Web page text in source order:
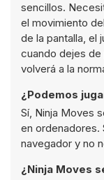
sencillos.
el movimiento
de la pantalla, el
cuando dejes de
volverá a la
¿Podemos
Sí, Ninja Moves
en ordenadores.
navegador y no
¿Ninja Moves